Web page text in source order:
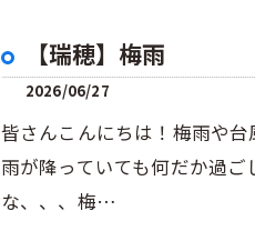
【瑞穂】梅雨
2026/06/27
皆さんこんにちは！梅雨や
雨が降っていても何だか過
な、、、梅…